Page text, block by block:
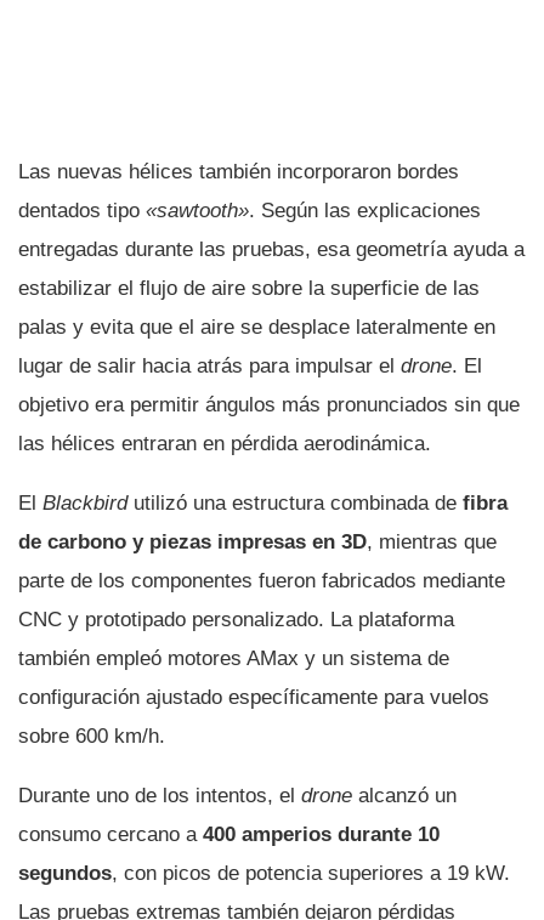
Las nuevas hélices también incorporaron bordes
dentados tipo «sawtooth». Según las explicaciones
entregadas durante las pruebas, esa geometría ayuda a
estabilizar el flujo de aire sobre la superficie de las
palas y evita que el aire se desplace lateralmente en
lugar de salir hacia atrás para impulsar el drone. El
objetivo era permitir ángulos más pronunciados sin que
las hélices entraran en pérdida aerodinámica.
El Blackbirdutilizó una estructura combinada de fibra
de carbono y piezas impresas en 3D, mientras que
parte de los componentes fueron fabricados mediante
CNC y prototipado personalizado. La plataforma
también empleó motores AMax y un sistema de
configuración ajustado específicamente para vuelos
sobre 600 km/h.
Durante uno de los intentos, el drone alcanzó un
consumo cercano a 400 amperios durante 10
segundos, con picos de potencia superiores a 19 kW.
Las pruebas extremas también dejaron pérdidas